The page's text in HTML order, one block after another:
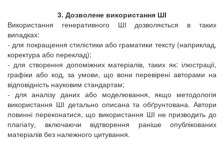
3. Дозволене використання ШІ
Використання генеративного ШІ дозволяється в таких
випадках:
- для покращення стилістики або граматики тексту (наприклад,
коректура або переклад);
- для створення допоміжних матеріалів, таких як: ілюстрації,
графіки або код, за умови, що вони перевірені авторами на
відповідність науковим стандартам;
- для аналізу даних або моделювання, якщо методологія
використання ШІ детально описана та обґрунтована. Автори
повинні переконатися, що використання ШІ не призводить до
плагіату, включаючи відтворення раніше опублікованих
матеріалів без належного цитування.